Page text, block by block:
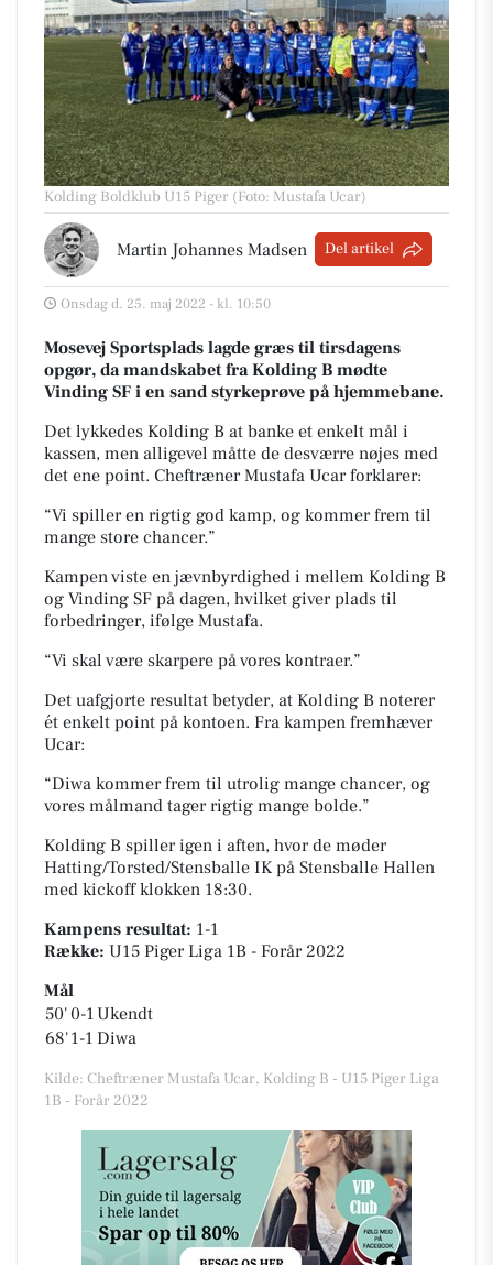
Kolding Boldklub U15 Piger (Foto: Mustafa Ucar)
Martin Johannes Madsen Del artikel
Onsdag d. 25. maj 2022 - kl. 10:50
Mosevej Sportsplads lagde græs til tirsdagens
opgør, da mandskabet fra Kolding B mødte
Vinding SF i en sand styrkeprøve på hjemmebane.
Det lykkedes Kolding B at banke et enkelt mål i
kassen, men alligevel måtte de desværre nøjes med
det ene point. Cheftræner Mustafa Ucar forklarer:
“Vi spiller en rigtig god kamp, og kommer frem til
mange store chancer.”
Kampen viste en jævnbyrdighed i mellem Kolding B
og Vinding SF på dagen, hvilket giver plads til
forbedringer, ifølge Mustafa.
“Vi skal være skarpere på vores kontraer.”
Det uafgjorte resultat betyder, at Kolding B noterer
ét enkelt point på kontoen. Fra kampen fremhæver
Ucar:
“Diwa kommer frem til utrolig mange chancer, og
vores målmand tager rigtig mange bolde.”
Kolding B spiller igen i aften, hvor de møder
Hatting/Torsted/Stensballe IK på Stensballe Hallen
med kickoff klokken 18:30.
Kampens resultat: 1-1
Række: U15 Piger Liga 1B - Forår 2022
Mål
50'0-1Ukendt
68'1-1 Diwa
Kilde: Cheftræner Mustafa Ucar, Kolding B - U15 Piger Liga
1B - Forår 2022